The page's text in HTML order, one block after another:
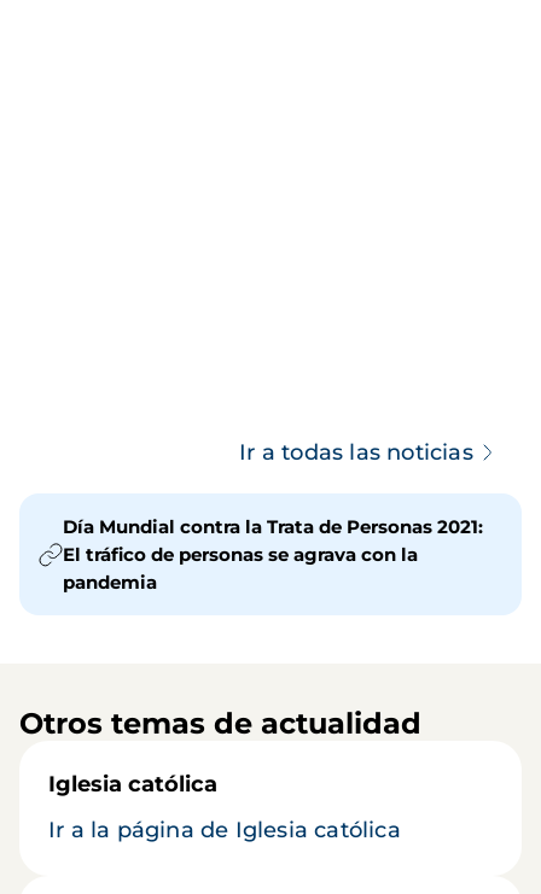
Ir a todas las noticias
Día Mundial contra la Trata de Personas 2021:
El tráfico de personas se agrava con la
pandemia
Otros temas de actualidad
Iglesia católica
Ir a la página de Iglesia católica